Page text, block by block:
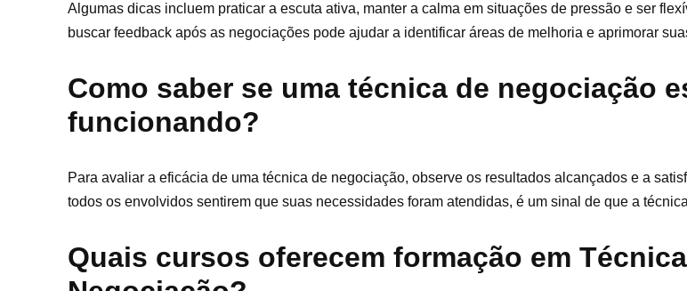
Algumas dicas incluem praticar a escuta ativa, manter a calma em situações de pressão e ser
buscar feedback após as negociações pode ajudar a identificar áreas de melhoria e aprimorar
Como saber se uma técnica de negociação
funcionando?
Para avaliar a eficácia de uma técnica de negociação, observe os resultados alcançados e a
todos os envolvidos sentirem que suas necessidades foram atendidas, é um sinal de que a
Quais cursos oferecem formação em